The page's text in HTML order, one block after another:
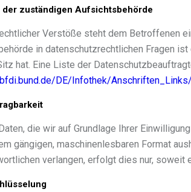
zuständigen Aufsichtsbehörde
Verstöße steht dem Betroffenen
in datenschutzrechtlichen Fragen
hat. Eine Liste der
DE/Infothek/
die wir auf Grundlage Ihrer
gängigen, maschinenlesbaren Format
verlangen, erfolgt dies nur, soweit